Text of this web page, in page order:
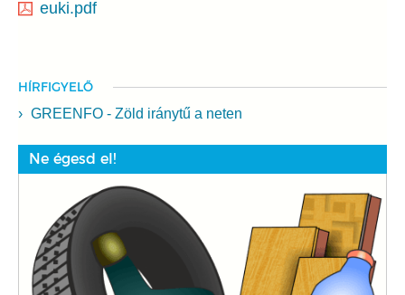
euki.pdf
HÍRFIGYELŐ
GREENFO - Zöld iránytű a neten
Ne égesd el!